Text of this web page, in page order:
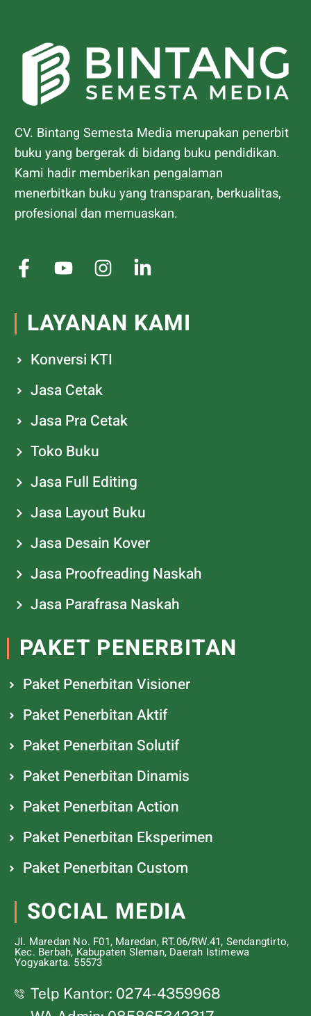
CV. Bintang Semesta Media merupakan penerbit
buku yang bergerak di bidang buku pendidikan.
Kami hadir memberikan pengalaman
menerbitkan buku yang transparan, berkualitas,
profesional dan memuaskan.
LAYANAN KAMI
Konversi KTI
Jasa Cetak
Jasa Pra Cetak
Toko Buku
Jasa Full Editing
Jasa Layout Buku
Jasa Desain Kover
Jasa Proofreading Naskah
Jasa Parafrasa Naskah
PAKET PENERBITAN
Paket Penerbitan Visioner
Paket Penerbitan Aktif
Paket Penerbitan Solutif
Paket Penerbitan Dinamis
Paket Penerbitan Action
Paket Penerbitan Eksperimen
Paket Penerbitan Custom
SOCIAL MEDIA
Jl. Maredan No. F01, Maredan, RT.06/RW.41, Sendangtirto,
Kec. Berbah, Kabupaten Sleman, Daerah Istimewa
Yogyakarta. 55573
Telp Kantor: 0274-4359968